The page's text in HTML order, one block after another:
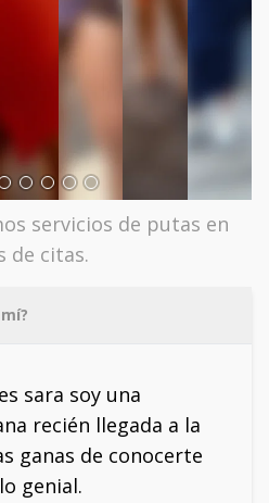
servicios de putas en
de citas.
sara soy una
recién llegada a la
ganas de conocerte
genial.